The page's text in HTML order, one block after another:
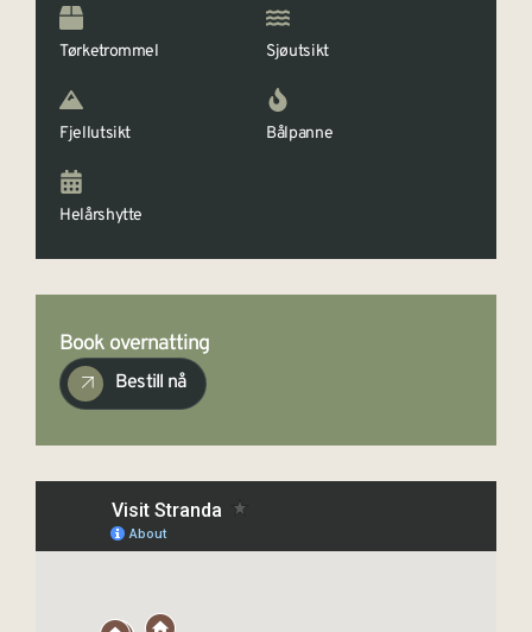
Tørketrommel Sjøutsikt
Fjellutsikt Bålpanne
Helårshytte
Book overnatting
Bestill nå